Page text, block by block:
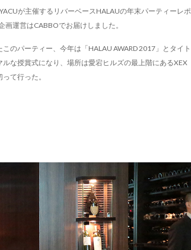
が主催するリバーベースHALAUの年末パーティーレポ
画運営はCABBOでお届けしました。
このパーティー、今年は「HALAU AWARD 2017」とタイト
ルな授賞式になり、場所は愛宕ヒルズの最上階にあるXEX
て行った。